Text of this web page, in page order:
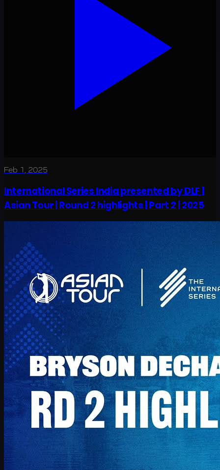
Feb 1, 2025
International Series India presented by DLF |
Asian Tour | Round 2 highlights | Part 2 | 2025